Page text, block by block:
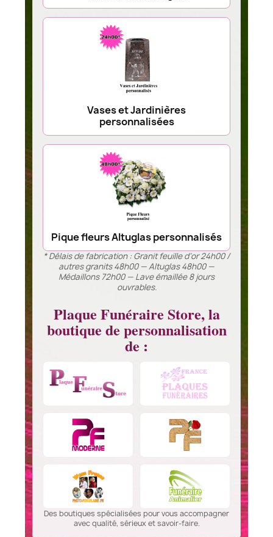
Vases et Jardinières
personnalisées
Pique fleurs Altuglas personnalisés
* Délais de fabrication : Granit feuille d’or 24h00 /
autres granits 48h00 — Altuglas 48h00 —
Médaillons 72h00 — Lave émaillée 8 jours
ouvrables.
Plaque Funéraire Store, la
boutique de personnalisation
de :
Des boutiques spécialisées pour vous accompagner
avec qualité, sérieux et savoir-faire.